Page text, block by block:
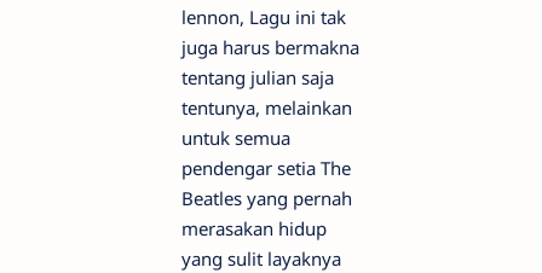
lennon, Lagu ini tak
juga harus bermakna
tentang julian saja
tentunya, melainkan
untuk semua
pendengar setia The
Beatles yang pernah
merasakan hidup
yang sulit layaknya